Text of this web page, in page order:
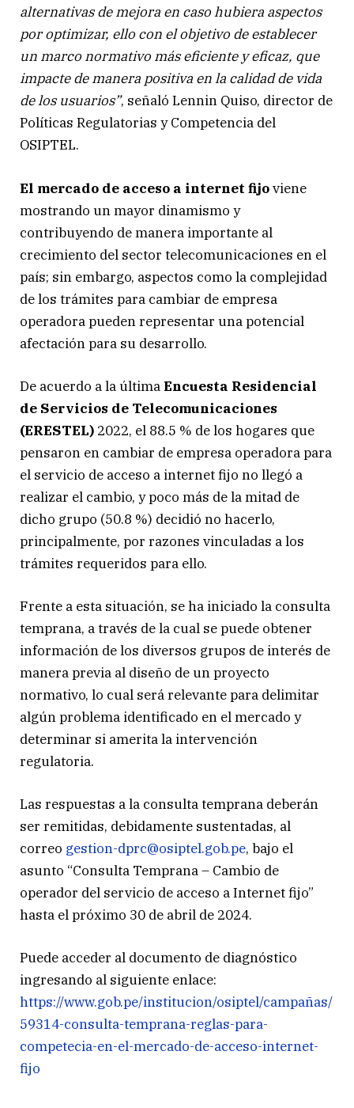
alternativas de mejora en caso hubiera aspectos
por optimizar, ello con el objetivo de establecer
un marco normativo más eficiente y eficaz, que
impacte de manera positiva en la calidad de vida
de los usuarios”, señaló Lennin Quiso, director de
Políticas Regulatorias y Competencia del
OSIPTEL.
El mercado de acceso a internet fijoviene
mostrando un mayor dinamismo y
contribuyendo de manera importante al
crecimiento del sector telecomunicaciones en el
país; sin embargo, aspectos como la complejidad
de los trámites para cambiar de empresa
operadora pueden representar una potencial
afectación para su desarrollo.
De acuerdo a la últimaEncuesta Residencial
de Servicios de Telecomunicaciones
(ERESTEL) 2022, el 88.5 % de los hogares que
pensaron en cambiar de empresa operadora para
el servicio de acceso a internet fijo no llegó a
realizar el cambio, y poco más de la mitad de
dicho grupo (50.8 %) decidió no hacerlo,
principalmente, por razones vinculadas a los
trámites requeridos para ello.
Frente a esta situación, se ha iniciado la consulta
temprana, a través de la cual se puede obtener
información de los diversos grupos de interés de
manera previa al diseño de un proyecto
normativo, lo cual será relevante para delimitar
algún problema identificado en el mercado y
determinar si amerita la intervención
regulatoria.
Las respuestas a la consulta temprana deberán
ser remitidas, debidamente sustentadas, al
correo gestion-dprc@osiptel.gob.pe, bajo el
asunto “Consulta Temprana – Cambio de
operador del servicio de acceso a Internet fijo”
hasta el próximo 30 de abril de 2024.
Puede acceder al documento de diagnóstico
ingresando al siguiente enlace:
https://www.gob.pe/institucion/osiptel/campañas/
59314-consulta-temprana-reglas-para-
competecia-en-el-mercado-de-acceso-internet-
fijo